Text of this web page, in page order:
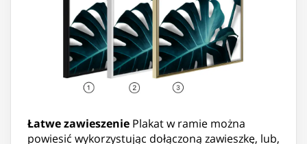
Łatwe zawieszenie Plakat w ramie można
powiesić wykorzystując dołączoną zawieszkę, lub,